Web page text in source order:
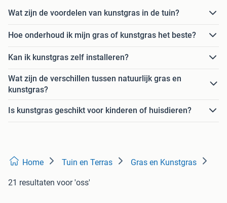
Wat zijn de voordelen van kunstgras in de tuin?
Hoe onderhoud ik mijn gras of kunstgras het beste?
Kan ik kunstgras zelf installeren?
Wat zijn de verschillen tussen natuurlijk gras en
kunstgras?
Is kunstgras geschikt voor kinderen of huisdieren?
Home Tuin en Terras Gras en Kunstgras
21 resultaten voor 'oss'